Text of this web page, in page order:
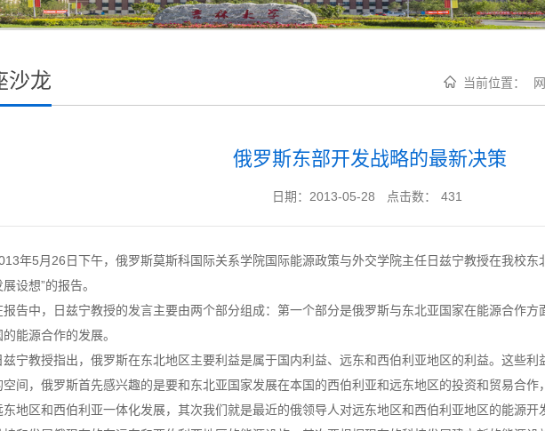
沙龙 当前位置：
俄罗斯东部开发战略的最新决策
日期：2013-05-28 点击数： 431
年5月26日下午，俄罗斯莫斯科国际关系学院国际能源政策与外交学院主任日兹宁教授在我校东
设想”的报告。
报告中，日兹宁教授的发言主要由两个部分组成：第一个部分是俄罗斯与东北亚国家在能源合作
的能源合作的发展。
兹宁教授指出，俄罗斯在东北地区主要利益是属于国内利益、远东和西伯利亚地区的利益。这些
空间，俄罗斯首先感兴趣的是要和东北亚国家发展在本国的西伯利亚和远东地区的投资和贸易合作
东地区和西伯利亚一体化发展，其次我们就是最近的俄领导人对远东地区和西伯利亚地区的能源